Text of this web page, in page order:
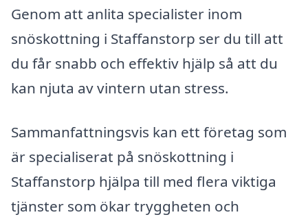
Genom att anlita specialister inom
snöskottning i Staffanstorp ser du till att
du får snabb och effektiv hjälp så att du
kan njuta av vintern utan stress.
Sammanfattningsvis kan ett företag som
är specialiserat på snöskottning i
Staffanstorp hjälpa till med flera viktiga
tjänster som ökar tryggheten och